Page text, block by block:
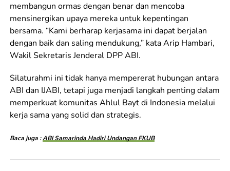
membangun ormas dengan benar dan mencoba
mensinergikan upaya mereka untuk kepentingan
bersama. “Kami berharap kerjasama ini dapat berjalan
dengan baik dan saling mendukung,” kata Arip Hambari,
Wakil Sekretaris Jenderal DPP ABI.
Silaturahmi ini tidak hanya mempererat hubungan antara
ABI dan IJABI, tetapi juga menjadi langkah penting dalam
memperkuat komunitas Ahlul Bayt di Indonesia melalui
kerja sama yang solid dan strategis.
Baca juga :ABI Samarinda Hadiri Undangan FKUB